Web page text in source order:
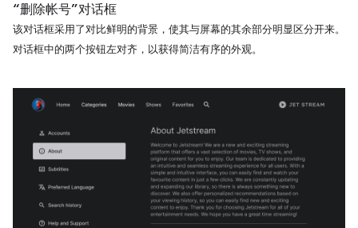
“删除帐号”对话框
该对话框采用了对比鲜明的背景，使其与屏幕的其余部分明显区分开来。
对话框中的两个按钮左对齐，以获得简洁有序的外观。